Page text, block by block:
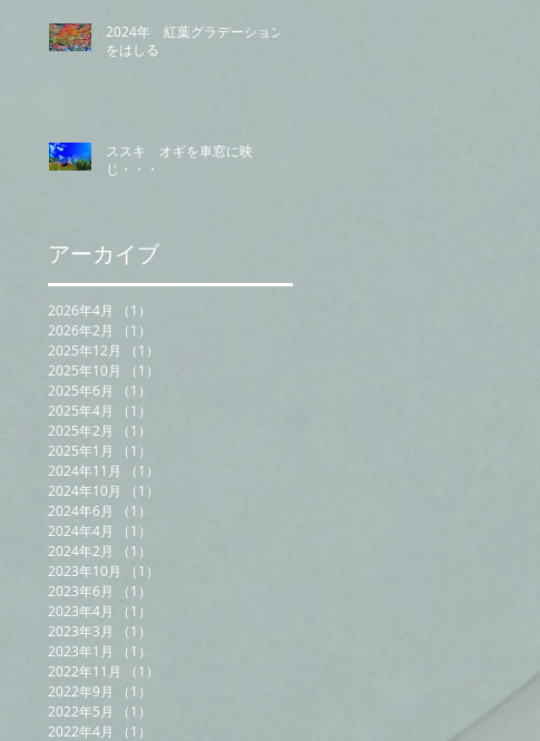
2024年 紅葉グラデーション
をはしる
ススキ オギを車窓に映
じ・・・
アーカイブ
2026年4月 （1）
2026年2月
（1）
2025年12月
（1）
2025年10月
（1）
2025年6月
（1）
2025年4月
（1）
2025年2月
（1）
2025年1月
（1）
2024年11月
（1）
2024年10月
（1）
2024年6月
（1）
2024年4月
（1）
2024年2月
（1）
2023年10月
（1）
2023年6月
（1）
2023年4月
（1）
2023年3月
（1）
2023年1月
（1）
2022年11月
（1）
2022年9月
（1）
2022年5月
（1）
2022年4月
（1）